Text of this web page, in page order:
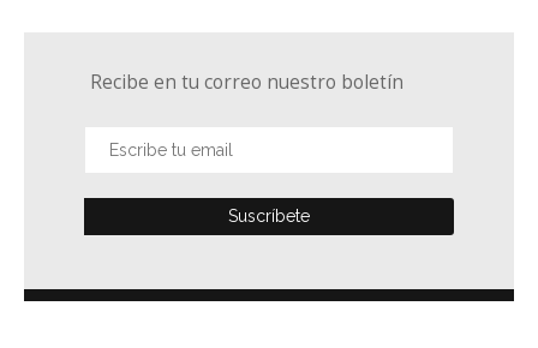
Recibe en tu correo nuestro boletín